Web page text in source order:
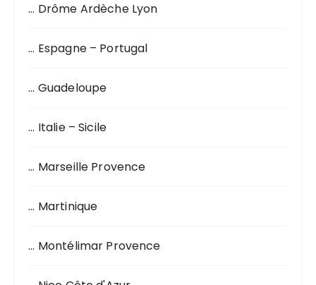
… Drôme Ardèche Lyon
… Espagne – Portugal
… Guadeloupe
… Italie – Sicile
… Marseille Provence
… Martinique
… Montélimar Provence